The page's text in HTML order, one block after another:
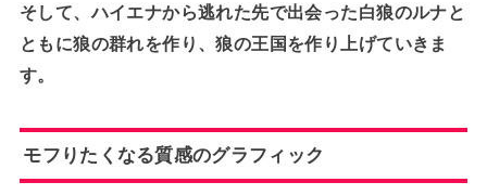
そして、ハイエナから逃れた先で出会った白狼のルナと
ともに狼の群れを作り、狼の王国を作り上げていきま
す。
モフりたくなる質感のグラフィック